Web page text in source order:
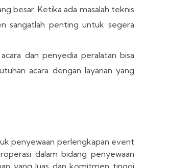
besar. Ketika ada masalah teknis
sangatlah penting untuk segera
dan penyedia peralatan bisa
acara dengan layanan yang
penyewaan perlengkapan event
dalam bidang penyewaan